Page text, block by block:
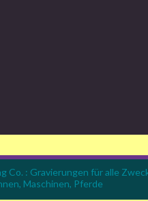
Co. : Gravierungen für alle
Maschinen, Pferde